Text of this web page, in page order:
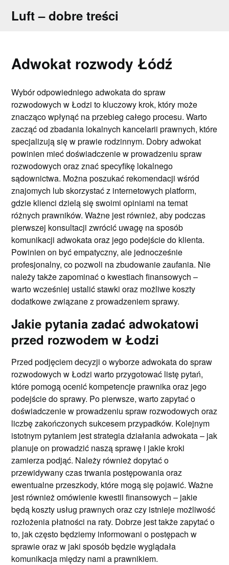
Luft – dobre treści
Adwokat rozwody Łódź
Wybór odpowiedniego adwokata do spraw
rozwodowych w Łodzi to kluczowy krok, który może
znacząco wpłynąć na przebieg całego procesu. Warto
zacząć od zbadania lokalnych kancelarii prawnych, które
specjalizują się w prawie rodzinnym. Dobry adwokat
powinien mieć doświadczenie w prowadzeniu spraw
rozwodowych oraz znać specyfikę lokalnego
sądownictwa. Można poszukać rekomendacji wśród
znajomych lub skorzystać z internetowych platform,
gdzie klienci dzielą się swoimi opiniami na temat
różnych prawników. Ważne jest również, aby podczas
pierwszej konsultacji zwrócić uwagę na sposób
komunikacji adwokata oraz jego podejście do klienta.
Powinien on być empatyczny, ale jednocześnie
profesjonalny, co pozwoli na zbudowanie zaufania. Nie
należy także zapominać o kwestiach finansowych –
warto wcześniej ustalić stawki oraz możliwe koszty
dodatkowe związane z prowadzeniem sprawy.
Jakie pytania zadać adwokatowi
przed rozwodem w Łodzi
Przed podjęciem decyzji o wyborze adwokata do spraw
rozwodowych w Łodzi warto przygotować listę pytań,
które pomogą ocenić kompetencje prawnika oraz jego
podejście do sprawy. Po pierwsze, warto zapytać o
doświadczenie w prowadzeniu spraw rozwodowych oraz
liczbę zakończonych sukcesem przypadków. Kolejnym
istotnym pytaniem jest strategia działania adwokata – jak
planuje on prowadzić naszą sprawę i jakie kroki
zamierza podjąć. Należy również dopytać o
przewidywany czas trwania postępowania oraz
ewentualne przeszkody, które mogą się pojawić. Ważne
jest również omówienie kwestii finansowych – jakie
będą koszty usług prawnych oraz czy istnieje możliwość
rozłożenia płatności na raty. Dobrze jest także zapytać o
to, jak często będziemy informowani o postępach w
sprawie oraz w jaki sposób będzie wyglądała
komunikacja między nami a prawnikiem.